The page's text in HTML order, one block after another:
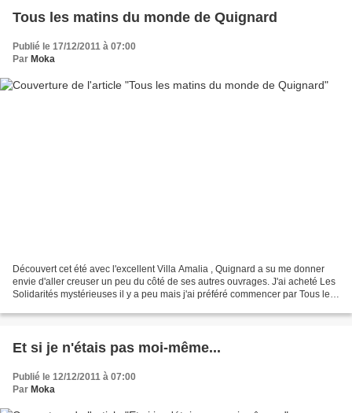
Tous les matins du monde de Quignard
Publié le 17/12/2011 à 07:00
Par Moka
Découvert cet été avec l'excellent Villa Amalia , Quignard a su me donner
envie d'aller creuser un peu du côté de ses autres ouvrages. J'ai acheté Les
Solidarités mystérieuses il y a peu mais j'ai préféré commencer par Tous les
Et si je n'étais pas moi-même...
Publié le 12/12/2011 à 07:00
Par Moka